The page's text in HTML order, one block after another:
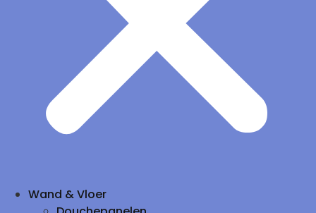
Wand & Vloer